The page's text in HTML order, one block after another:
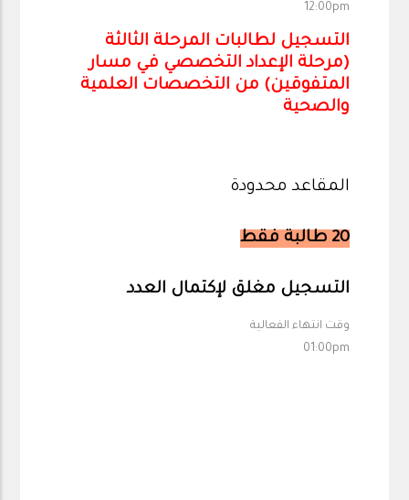
12:00pm
التسجيل لطالبات المرحلة الثالثة
(مرحلة الإعداد التخصصي في مسار
المتفوقين) من التخصصات العلمية
والصحية
المقاعد محدودة
20 طالبة فقط
التسجيل مغلق لإكتمال العدد
وقت انتهاء الفعالية
01:00pm